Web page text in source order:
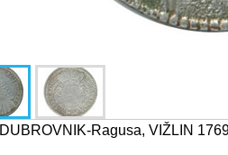
DUBROVNIK-Ragusa, VIŽLIN